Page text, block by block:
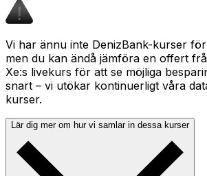
Vi har ännu inte DenizBank-kurser
men du kan ändå jämföra en offert
Xe:s livekurs för att se möjliga
snart – vi utökar kontinuerligt våra
kurser.
Lär dig mer om hur vi samlar in dessa kurser